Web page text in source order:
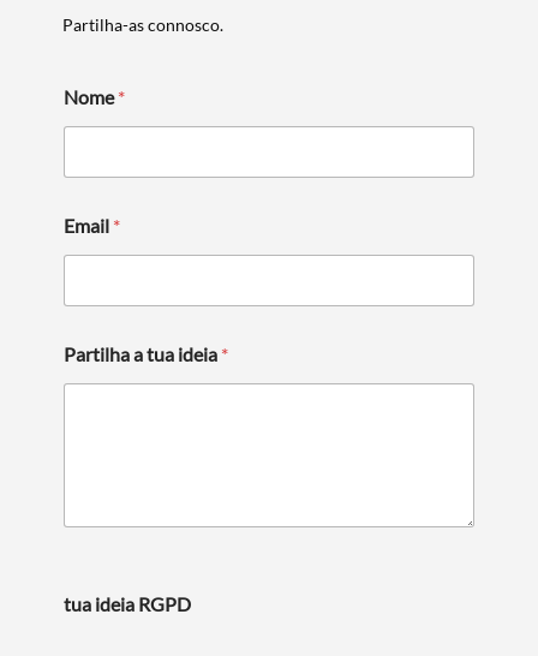
Partilha-as connosco.
Nome*
Email *
Partilha a tua ideia *
tua ideia RGPD